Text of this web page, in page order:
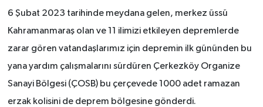
6 Şubat 2023 tarihinde meydana gelen, merkez üssü
Kahramanmaraş olan ve 11 ilimizi etkileyen depremlerde
zarar gören vatandaşlarımız için depremin ilk gününden bu
yana yardım çalışmalarını sürdüren Çerkezköy Organize
Sanayi Bölgesi (ÇOSB) bu çerçevede 1000 adet ramazan
erzak kolisini de deprem bölgesine gönderdi.